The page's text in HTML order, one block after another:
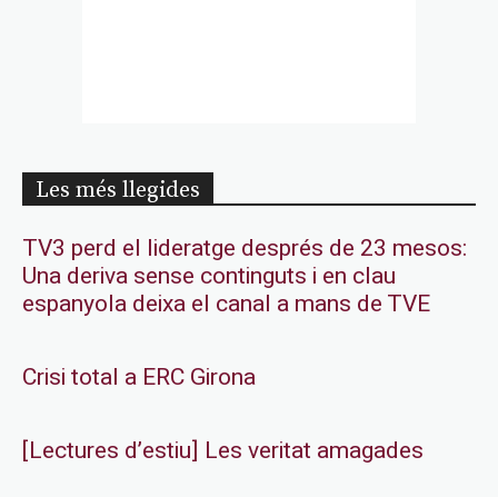
Les més llegides
TV3 perd el lideratge després de 23 mesos:
Una deriva sense continguts i en clau
espanyola deixa el canal a mans de TVE
Crisi total a ERC Girona
[Lectures d’estiu] Les veritat amagades